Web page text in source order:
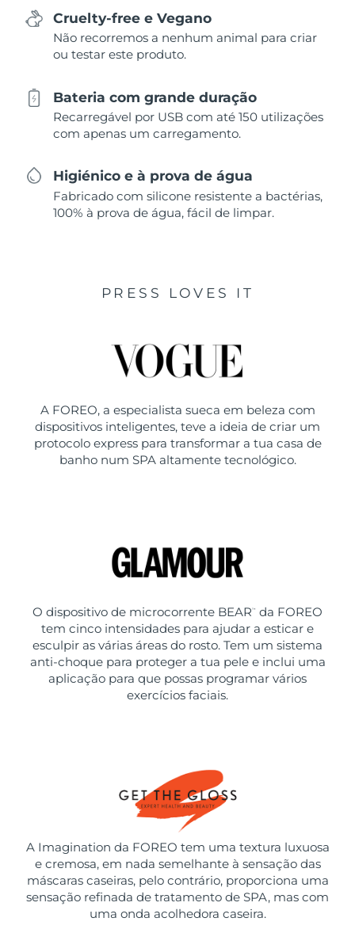
Cruelty-free e Vegano
Não recorremos a nenhum animal para criar
ou testar este produto.
Bateria com grande duração
Recarregável por USB com até 150 utilizações
com apenas um carregamento.
Higiénico e à prova de água
Fabricado com silicone resistente a bactérias,
100% à prova de água, fácil de limpar.
PRESS LOVES IT
A FOREO, a especialista sueca em beleza com
dispositivos inteligentes, teve a ideia de criar um
protocolo express para transformar a tua casa de
banho num SPA altamente tecnológico.
O dispositivo de microcorrente BEAR ™
da FOREO
tem cinco intensidades para ajudar a esticar e
esculpir as várias áreas do rosto. Tem um sistema
anti-choque para proteger a tua pele e inclui uma
aplicação para que possas programar vários
exercícios faciais.
A Imagination da FOREO tem uma textura luxuosa
e cremosa, em nada semelhante à sensação das
máscaras caseiras, pelo contrário, proporciona uma
sensação refinada de tratamento de SPA, mas com
uma onda acolhedora caseira.